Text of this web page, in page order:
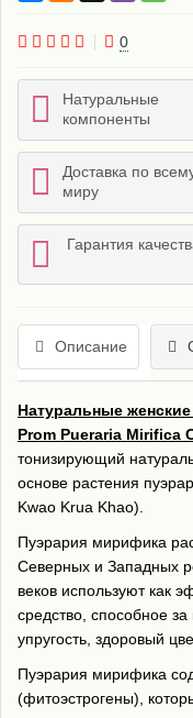
0
Натуральные
компоненты
Доставка по
миру
Гарантия
Описание
Натуральные
Prom Pueraria Mirifica
тонизирующий
основе растения
Kwao Krua Khao).
Пуэрария мирифика
Северных и Западных
веков используют как
средство, способное за
упругость, здоровый
Пуэрария мирифика
(фитоэстрогены),